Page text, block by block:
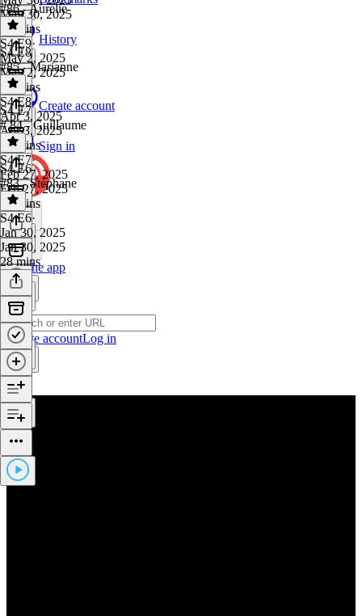
History
Create account
Sign in
Get the app
Create accountLog in
May 30, 2025
27 mins
#86 - Aurélie
S4 E9·
May 2, 2025
May 2, 2025
30 mins
S4 E8
#85 - Marianne
S4 E8·
Apr 3, 2025
Apr 3, 2025
34 mins
S4 E7
# 84 - Guillaume
S4 E7·
Feb 27, 2025
Feb 27, 2025
32 mins
S4 E6
#83 - Stéphane
S4 E6·
Jan 30, 2025
Jan 30, 2025
28 mins